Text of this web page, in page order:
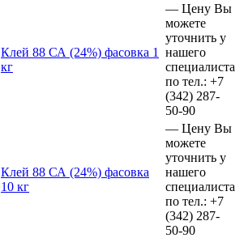
Клей 88 СА (24%) фасовка 1
кг
— Цену Вы
можете
уточнить у
нашего
специалиста
по тел.: +7
(342) 287-
50-90
Клей 88 СА (24%) фасовка
10 кг
— Цену Вы
можете
уточнить у
нашего
специалиста
по тел.: +7
(342) 287-
50-90